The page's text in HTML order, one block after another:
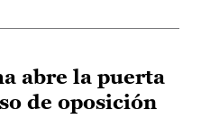
abre la puerta
de oposición